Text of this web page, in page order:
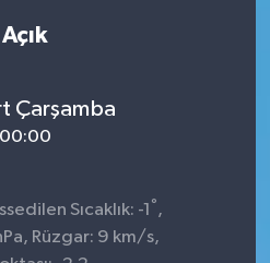
Açık
Çarşamba
00:00
Sıcaklık: -1 ° ,
Rüzgar: 9 km/s,